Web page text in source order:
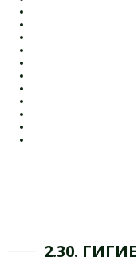
2.30.